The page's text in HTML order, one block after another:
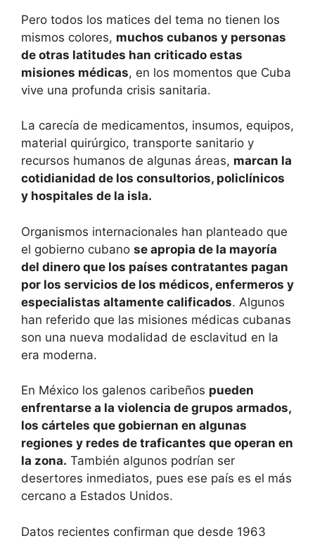
Pero todos los matices del tema no tienen los
mismos colores, muchos cubanos y personas
de otras latitudes han criticado estas
misiones médicas, en los momentos que Cuba
vive una profunda crisis sanitaria.
La carecía de medicamentos, insumos, equipos,
material quirúrgico, transporte sanitario y
recursos humanos de algunas áreas, marcan la
cotidianidad de los consultorios, policlínicos
y hospitales de la isla.
Organismos internacionales han planteado que
el gobierno cubano se apropia de la mayoría
del dinero que los países contratantes pagan
por los servicios de los médicos, enfermeros y
especialistas altamente calificados. Algunos
han referido que las misiones médicas cubanas
son una nueva modalidad de esclavitud en la
era moderna.
En México los galenos caribeños pueden
enfrentarse a la violencia de grupos armados,
los cárteles que gobiernan en algunas
regiones y redes de traficantes que operan en
la zona. También algunos podrían ser
desertores inmediatos, pues ese país es el más
cercano a Estados Unidos.
Datos recientes confirman que desde 1963